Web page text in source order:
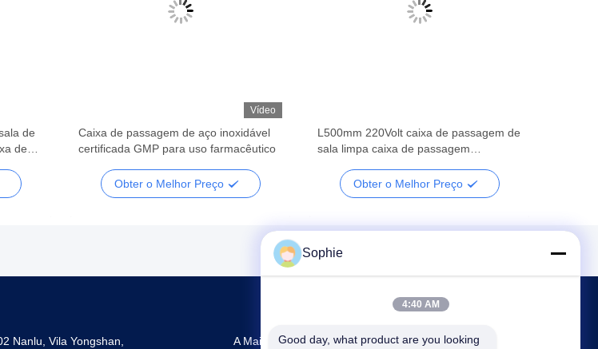
de
de
Vídeo
Caixa de passagem de aço inoxidável
certificada GMP para uso farmacêutico
Obter o Melhor Preço
L500mm 220Volt caixa de passagem de
sala limpa caixa de passagem
Obter o Melhor Preço
Nanlu, Vila Yongshan, A Maior Pesquisa E Desenvolvimento E
Sophie
4:40 AM
Good day, what product are you looking